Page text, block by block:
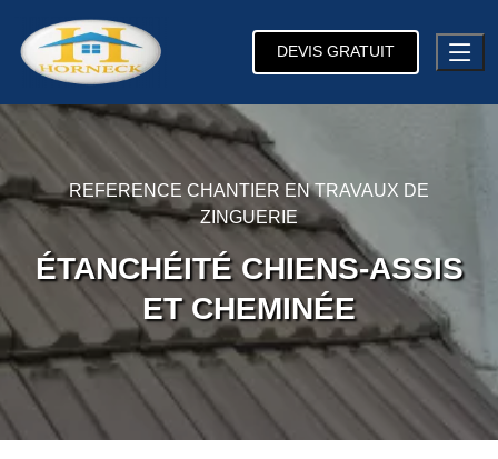
DEVIS GRATUIT
REFERENCE CHANTIER EN TRAVAUX DE
ZINGUERIE
ÉTANCHÉITÉ CHIENS-ASSIS
ET CHEMINÉE